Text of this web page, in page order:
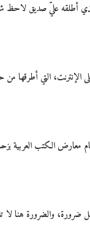
أطلقه عليّ صديق لاحظ
الإنترنت، التي أطرقها
معارض الكتب العربية
بل ضرورة، والضرورة هنا